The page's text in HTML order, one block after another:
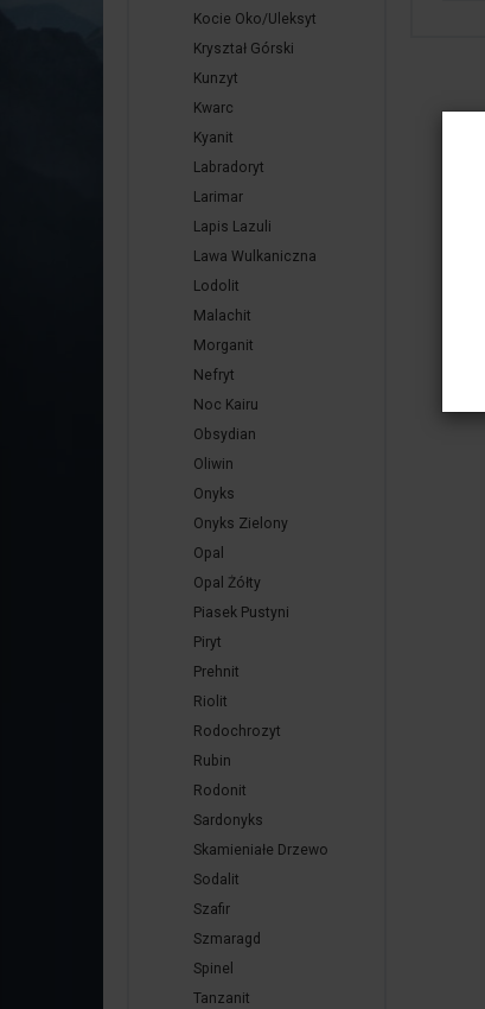
Kocie Oko/Uleksyt
Kryształ Górski
Kunzyt
Kwarc
Kyanit
Labradoryt
Larimar
Lapis Lazuli
Lawa Wulkaniczna
Lodolit
Malachit
Morganit
Nefryt
Noc Kairu
Obsydian
Oliwin
Onyks
Onyks Zielony
Opal
Opal Żółty
Piasek Pustyni
Piryt
Prehnit
Riolit
Rodochrozyt
Rubin
Rodonit
Sardonyks
Skamieniałe Drzewo
Sodalit
Szafir
Szmaragd
Spinel
Tanzanit